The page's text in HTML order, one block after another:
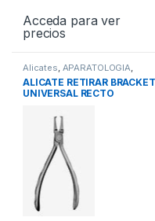
Acceda para ver
precios
Alicates, APARATOLOGIA,
Instrumental
ALICATE RETIRAR
UNIVERSAL RECTO